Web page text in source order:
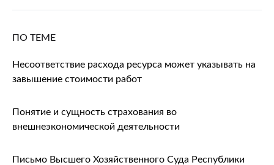
ПО ТЕМЕ
Несоответствие расхода ресурса может указывать на
завышение стоимости работ
Понятие и сущность страхования во
внешнеэкономической деятельности
Письмо Высшего Хозяйственного Суда Республики